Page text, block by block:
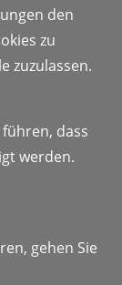
den
zu
zuzulassen.
dass
werden.
gehen Sie